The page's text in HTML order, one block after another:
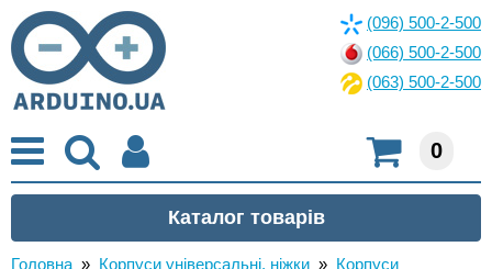
(096) 500-2-500
(066) 500-2-500
(063) 500-2-500
0
Головна » Корпуси універсальні, ніжки » Корпуси